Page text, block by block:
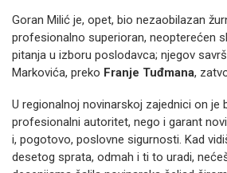
Goran Milić je, opet, bio nezaobilazan
profesionalno superioran, neopterećen
pitanja u izboru poslodavca; njegov
Markovića, preko Franje Tuđmana,
U regionalnoj novinarskoj zajednici on je
profesionalni autoritet, nego i garant
i, pogotovo, poslovne sigurnosti. Kad
desetog sprata, odmah i ti to uradi,